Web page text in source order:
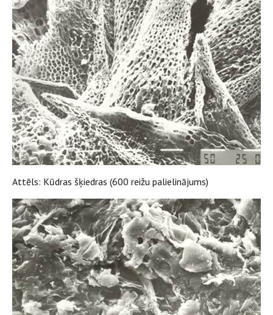
Attēls: Kūdras šķiedras (600 reižu palielinājums)